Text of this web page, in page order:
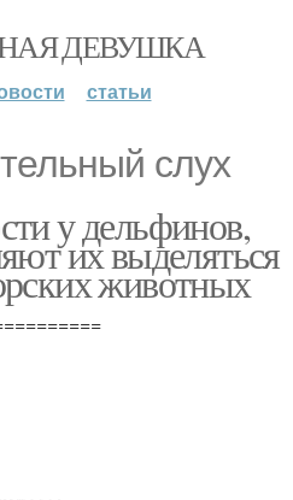
ДЕВУШКА
статьи
слух
у дельфинов,
их выделяться
животных